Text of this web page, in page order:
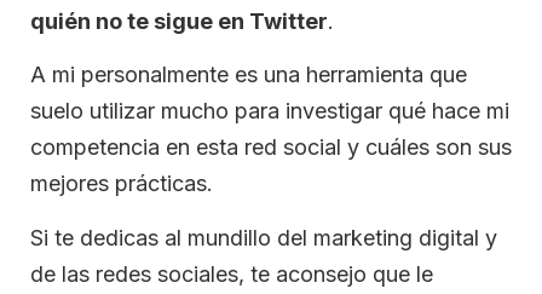
quién no te sigue en Twitter.
A mi personalmente es una herramienta que
suelo utilizar mucho para investigar qué hace mi
competencia en esta red social y cuáles son sus
mejores prácticas.
Si te dedicas al mundillo del marketing digital y
de las redes sociales, te aconsejo que le